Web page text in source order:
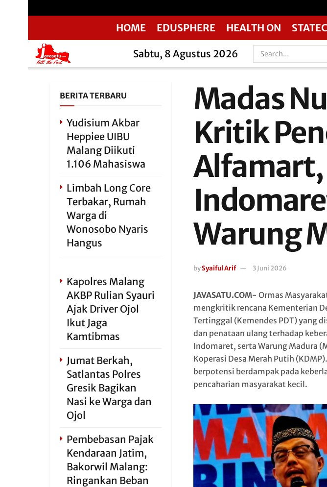
HOME EDUSPHERE HEALTH ON
Sabtu, 8 Agustus 2026
Madas
Kritik
Alfamart,
Warung
bySyaiful Arif 3 Juni 2026
JAVASATU.COM- Ormas
mengkritik rencana Kementerian
Tertinggal (Kemendes PDT) yang
dan penataan ulang terhadap
Indomaret, serta Warung Madura
Koperasi Desa Merah Putih
berpotensi berdampak pada
pencaharian masyarakat kecil.
BERITA TERBARU
Yudisium Akbar
Heppiee UIBU
Malang Diikuti
1.106 Mahasiswa
Limbah Long Core
Terbakar, Rumah
Warga di
Wonosobo Nyaris
Hangus
Kapolres Malang
AKBP Rulian Syauri
Ajak Driver Ojol
Ikut Jaga
Kamtibmas
Jumat Berkah,
Satlantas Polres
Gresik Bagikan
Nasi ke Warga dan
Ojol
Pembebasan Pajak
Kendaraan Jatim,
Bakorwil Malang:
Ringankan Beban